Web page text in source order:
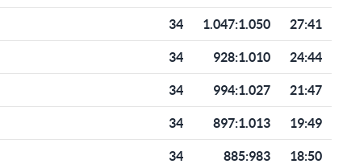
34 1.047:1.050 27:41
34 928:1.010 24:44
34 994:1.027 21:47
34 897:1.013 19:49
34 885:983 18:50